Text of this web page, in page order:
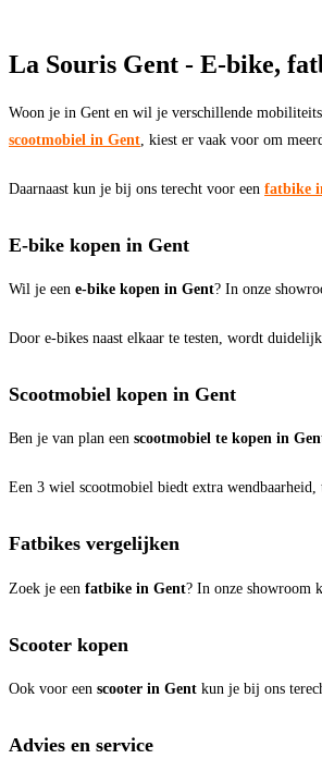
La Souris Gent - E-bike,
Woon je in Gent en wil je verschillende
scootmobiel in Gent , kiest er vaak voor om
Daarnaast kun je bij ons terecht voor een fatbike
E-bike kopen in Gent
Wil je een e-bike kopen in Gent? In onze
Door e-bikes naast elkaar te testen, wordt
Scootmobiel kopen in Gent
Ben je van plan een scootmobiel te kopen in
Een 3 wiel scootmobiel biedt extra
Fatbikes vergelijken
Zoek je een fatbike in Gent? In onze showroom
Scooter kopen
Ook voor een scooter in Gent kun je bij ons
Advies en service